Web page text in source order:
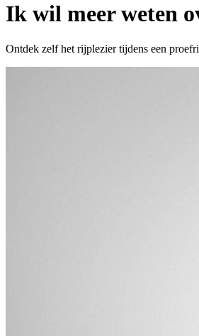
Ik wil meer weten
Ontdek zelf het rijplezier tijdens een